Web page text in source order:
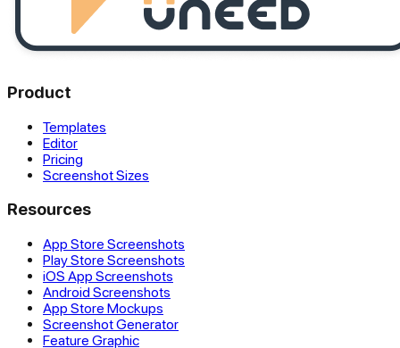
Product
Templates
Editor
Pricing
Screenshot Sizes
Resources
App Store Screenshots
Play Store Screenshots
iOS App Screenshots
Android Screenshots
App Store Mockups
Screenshot Generator
Feature Graphic